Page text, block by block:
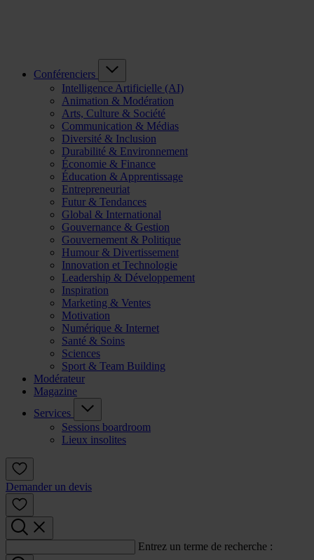
Conférenciers
Intelligence Artificielle (AI)
Animation & Modération
Arts, Culture & Société
Communication & Médias
Diversité & Inclusion
Durabilité & Environnement
Économie & Finance
Éducation & Apprentissage
Entrepreneuriat
Futur & Tendances
Global & International
Gouvernance & Gestion
Gouvernement & Politique
Humour & Divertissement
Innovation et Technologie
Leadership & Développement
Inspiration
Marketing & Ventes
Motivation
Numérique & Internet
Santé & Soins
Sciences
Sport & Team Building
Modérateur
Magazine
Services
Sessions boardroom
Lieux insolites
Demander un devis
Entrez un terme de recherche :